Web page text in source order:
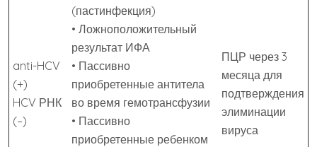
anti-HCV
(+)
HCV РНК
(–)
(пастинфекция)
• Ложноположительный
результат ИФА
• Пассивно
приобретенные антитела
во время гемотрансфузии
• Пассивно
приобретенные ребенком
ПЦР через 3
месяца для
подтверждения
элиминации
вируса